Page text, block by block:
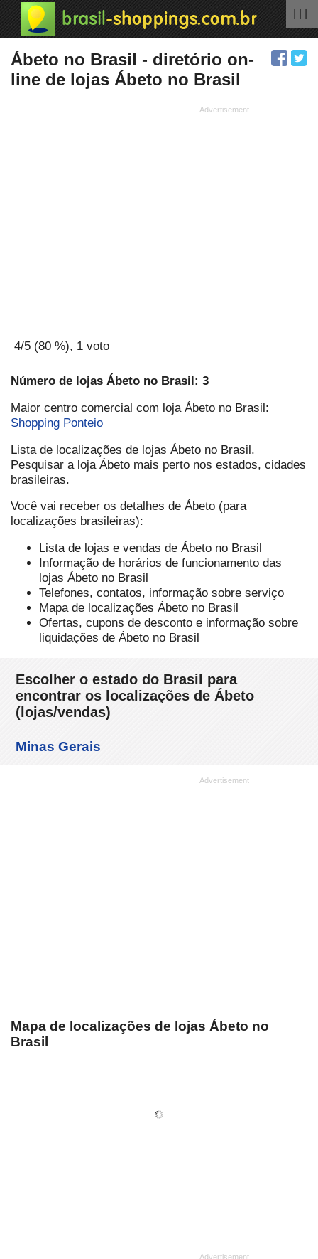
Ábeto no Brasil - diretório on-
line de lojas Ábeto no Brasil
4/5 (80 %), 1 voto
Número de lojas Ábeto no Brasil: 3
Maior centro comercial com loja Ábeto no Brasil:
Shopping Ponteio
Lista de localizações de lojas Ábeto no Brasil.
Pesquisar a loja Ábeto mais perto nos estados, cidades
brasileiras.
Você vai receber os detalhes de Ábeto (para
localizações brasileiras):
Lista de lojas e vendas de Ábeto no Brasil
Informação de horários de funcionamento das
lojas Ábeto no Brasil
Telefones, contatos, informação sobre serviço
Mapa de localizações Ábeto no Brasil
Ofertas, cupons de desconto e informação sobre
liquidações de Ábeto no Brasil
Escolher o estado do Brasil para
encontrar os localizações de Ábeto
(lojas/vendas)
Minas Gerais
Mapa de localizações de lojas Ábeto no
Brasil